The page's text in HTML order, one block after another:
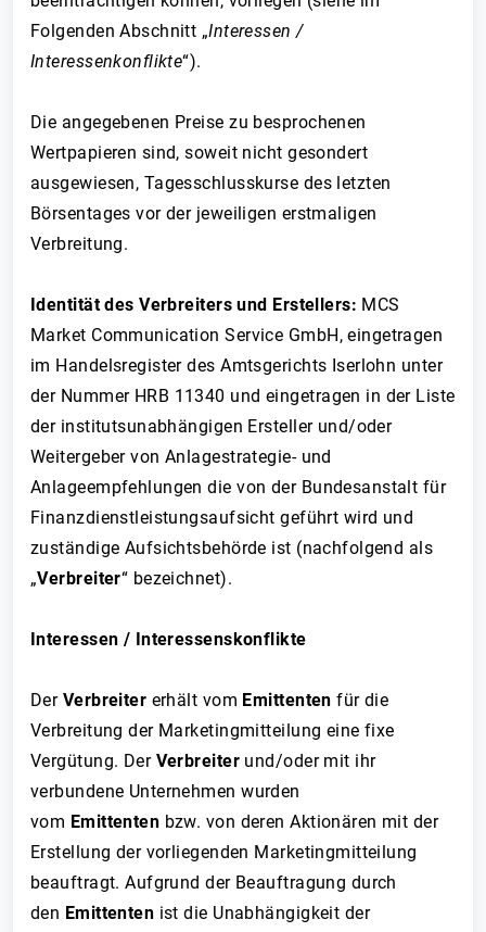
Folgenden Abschnitt „Interessen /
Interessenkonflikte“).
Die angegebenen Preise zu besprochenen
Wertpapieren sind, soweit nicht gesondert
ausgewiesen, Tagesschlusskurse des letzten
Börsentages vor der jeweiligen erstmaligen
Verbreitung.
Identität des Verbreiters und Erstellers: MCS
Market Communication Service GmbH, eingetragen
im Handelsregister des Amtsgerichts Iserlohn unter
der Nummer HRB 11340 und eingetragen in der Liste
der institutsunabhängigen Ersteller und/oder
Weitergeber von Anlagestrategie- und
Anlageempfehlungen die von der Bundesanstalt für
Finanzdienstleistungsaufsicht geführt wird und
zuständige Aufsichtsbehörde ist (nachfolgend als
„Verbreiter“ bezeichnet).
Interessen / Interessenskonflikte
Der Verbreiter erhält vom Emittenten für die
Verbreitung der Marketingmitteilung eine fixe
Vergütung. Der Verbreiter und/oder mit ihr
verbundene Unternehmen wurden
vom Emittenten bzw. von deren Aktionären mit der
Erstellung der vorliegenden Marketingmitteilung
beauftragt. Aufgrund der Beauftragung durch
den Emittenten ist die Unabhängigkeit der